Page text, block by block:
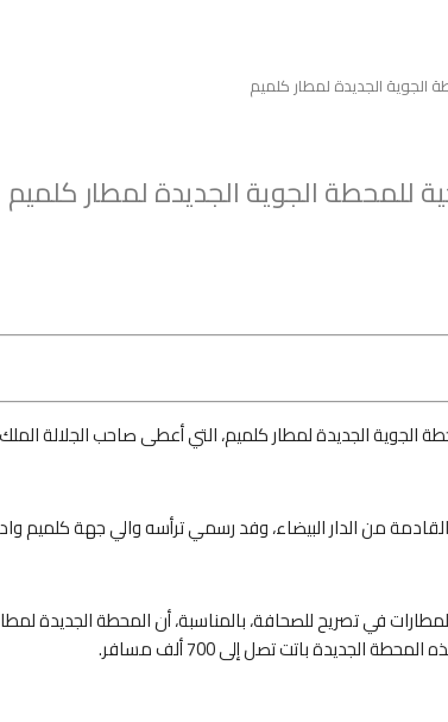
الجوية الجديدة لمطار كلميم
للمحطة الجوية الجديدة لمطار كلميم
الجوية الجديدة لمطار كلميم، التي أعطى صاحب الجلالة
من الدار البيضاء، وفد رسمي ترأسه والي جهة كلميم
في تصريح للصحافة، بالمناسبة، أن المحطة الجديدة
الجديدة باتت تصل إلى 700 ألف مسافر.